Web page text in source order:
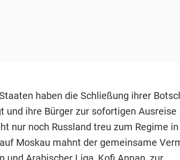
haben die Schließung ihrer
und ihre Bürger zur sofortigen Ausreise
nur noch Russland treu zum Regime in
Moskau mahnt der gemeinsame